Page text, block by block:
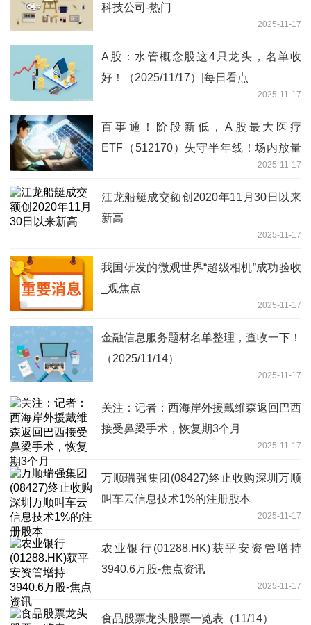
科技公司-热门
2025-11-17
A股：水管概念股这4只龙头，名单收
好！（2025/11/17）|每日看点
2025-11-17
百事通！阶段新低，A股最大医疗
ETF（512170）失守半年线！场内放量
2025-11-17
江龙船艇成交额创2020年11月30日以来
新高
2025-11-17
我国研发的微观世界“超级相机”成功验收
_观焦点
2025-11-17
金融信息服务题材名单整理，查收一下！
（2025/11/14）
2025-11-17
关注：记者：西海岸外援戴维森返回巴西
接受鼻梁手术，恢复期3个月
2025-11-17
万顺瑞强集团(08427)终止收购深圳万顺
叫车云信息技术1%的注册股本
2025-11-17
农业银行(01288.HK)获平安资管增持
3940.6万股-焦点资讯
2025-11-17
食品股票龙头股票一览表（11/14）